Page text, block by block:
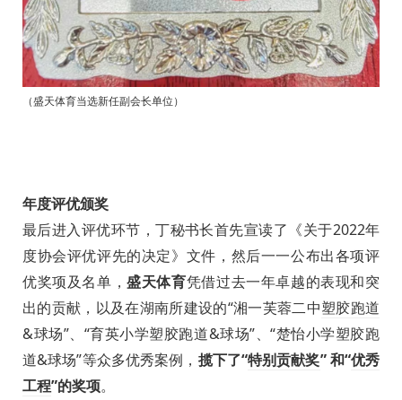
（盛天体育当选新任副会长单位）
年度评优颁奖
最后进入评优环节，丁秘书长首先宣读了《关于2022年
度协会评优评先的决定》文件，然后一一公布出各项评
优奖项及名单，盛天体育凭借过去一年卓越的表现和突
出的贡献，以及在湖南所建设的“湘一芙蓉二中塑胶跑道
&球场”、“育英小学塑胶跑道&球场”、“楚怡小学塑胶跑
道&球场”等众多优秀案例， 揽下了“特别贡献奖” 和“优秀
工程”的奖项。